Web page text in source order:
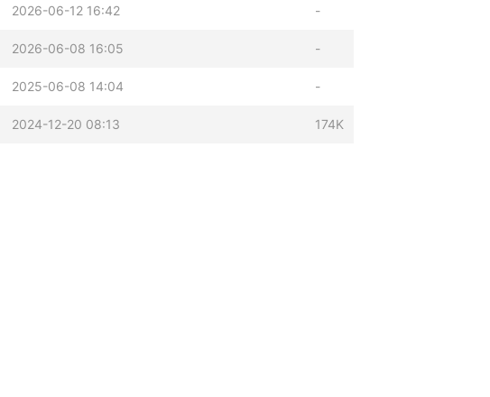
2026-06-12 16:42 -
2026-06-08 16:05 -
2025-06-08 14:04 -
2024-12-20 08:13 174K